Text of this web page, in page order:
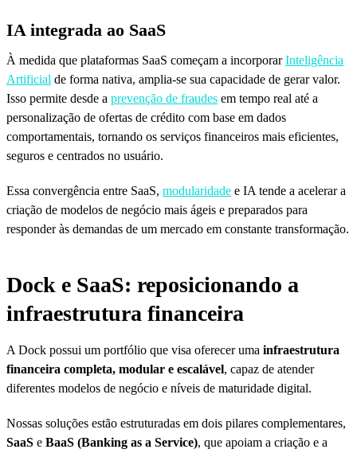
IA integrada ao SaaS
À medida que plataformas SaaS começam a incorporarInteligência
Artificial de forma nativa, amplia-se sua capacidade de gerar valor.
Isso permite desde a prevenção de fraudes em tempo real até a
personalização de ofertas de crédito com base em dados
comportamentais, tornando os serviços financeiros mais eficientes,
seguros e centrados no usuário.
Essa convergência entre SaaS, modularidade e IA tende a acelerar a
criação de modelos de negócio mais ágeis e preparados para
responder às demandas de um mercado em constante transformação.
Dock e SaaS: reposicionando a
infraestrutura financeira
A Dock possui um portfólio que visa oferecer uma infraestrutura
financeira completa, modular e escalável, capaz de atender
diferentes modelos de negócio e níveis de maturidade digital.
Nossas soluções estão estruturadas em dois pilares complementares,
SaaS e BaaS (Banking as a Service), que apoiam a criação e a